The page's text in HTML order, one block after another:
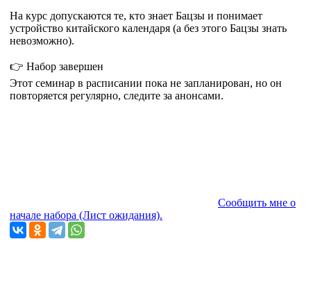
На курс допускаются те, кто знает Бацзы и понимает
устройство китайского календаря (а без этого Бацзы знать
невозможно).
👉 Набор завершен
Этот семинар в расписании пока не запланирован, но он
повторяется регулярно, следите за анонсами.
Сообщить мне о
начале набора (Лист ожидания).